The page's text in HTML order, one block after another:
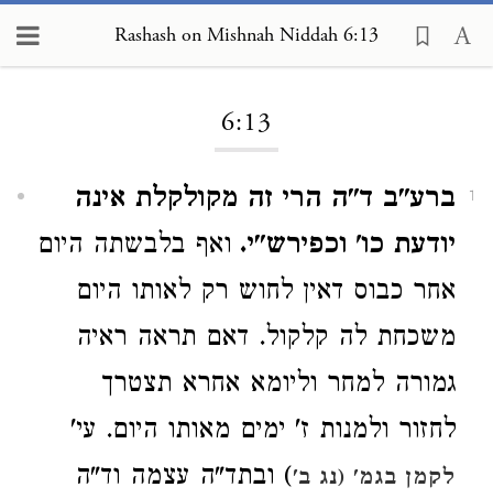
Rashash on Mishnah Niddah 6:13
6:13
1
ברע"ב ד"ה הרי זה מקולקלת אינה
יודעת כו' וכפירש"י. ואף בלבשתה היום
אחר כבוס דאין לחוש רק לאותו היום
משכחת לה קלקול. דאם תראה ראיה
גמורה למחר וליומא אחרא תצטרך
לחזור ולמנות ז' ימים מאותו היום. עי'
לקמן בגמ' (נג ב') ובתד"ה עצמה וד"ה